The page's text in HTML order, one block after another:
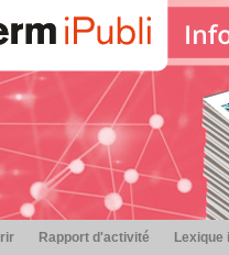
Rapport d'activité Lexique